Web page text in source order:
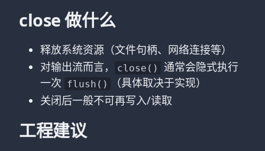
close 做什么
释放系统资源（文件句柄、网络连接等）
对输出流而言，
close()
通常会隐式执行
一次 flush()
（具体取决于实现）
关闭后一般不可再写入/读取
工程建议